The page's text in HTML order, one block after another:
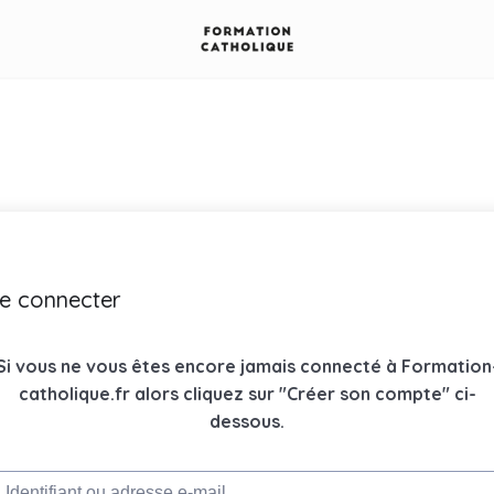
connecter
vous ne vous êtes encore jamais connecté à
catholique.fr alors cliquez sur "Créer son compte" ci-
dessous.